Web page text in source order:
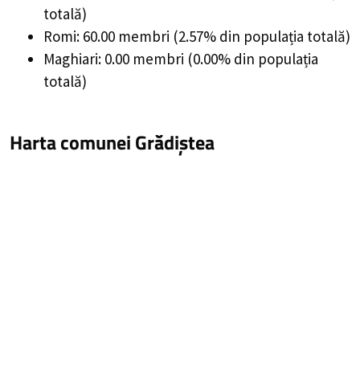
totală)
Romi: 60.00 membri (2.57% din populația totală)
Maghiari: 0.00 membri (0.00% din populația
totală)
Harta comunei Grădiștea